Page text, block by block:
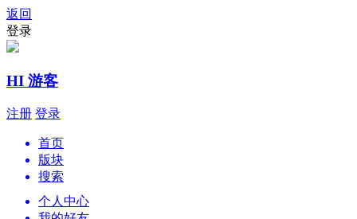
返回
登录
HI 游客
注册 登录
首页
版块
搜索
个人中心